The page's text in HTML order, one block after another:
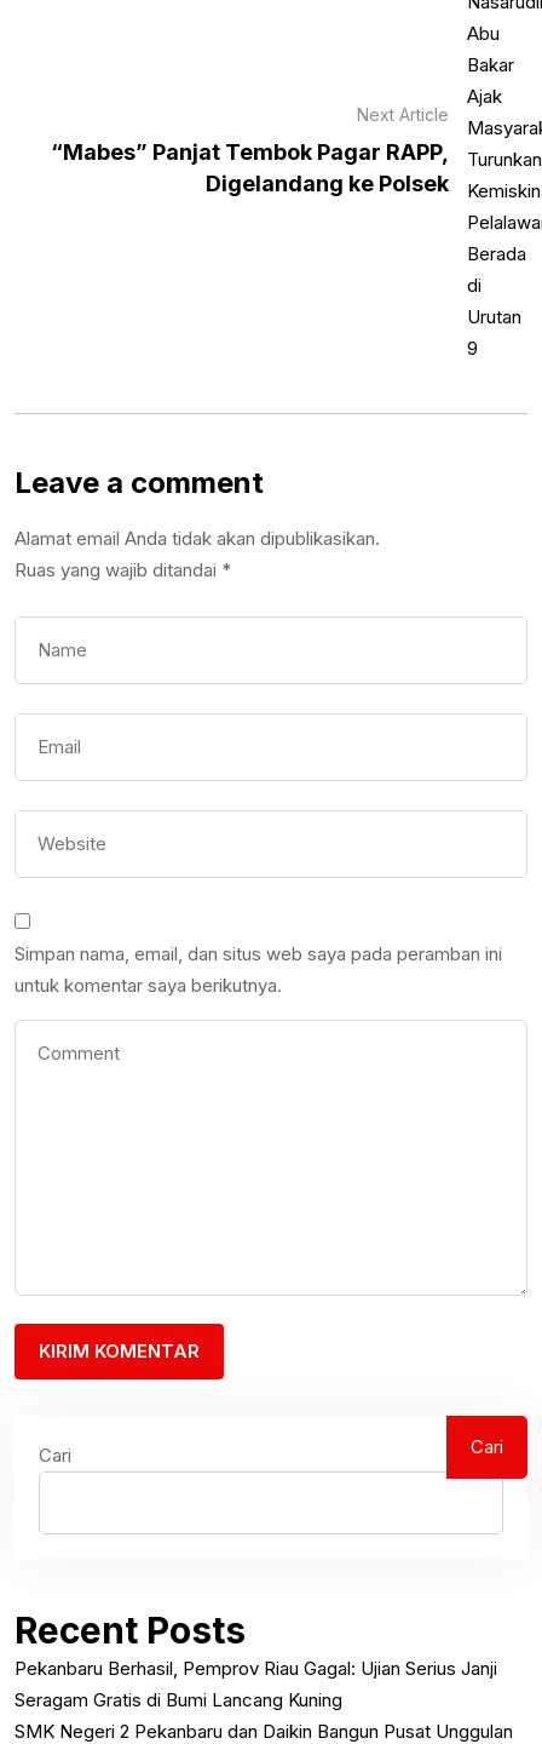
Next Article
“Mabes” Panjat Tembok Pagar RAPP,
Digelandang ke Polsek
Leave a comment
Alamat email Anda tidak akan dipublikasikan.
Ruas yang wajib ditandai *
Simpan nama, email, dan situs web saya pada peramban ini
untuk komentar saya berikutnya.
Cari Cari
Recent Posts
Pekanbaru Berhasil, Pemprov Riau Gagal: Ujian Serius Janji
Seragam Gratis di Bumi Lancang Kuning
SMK Negeri 2 Pekanbaru dan Daikin Bangun Pusat Unggulan